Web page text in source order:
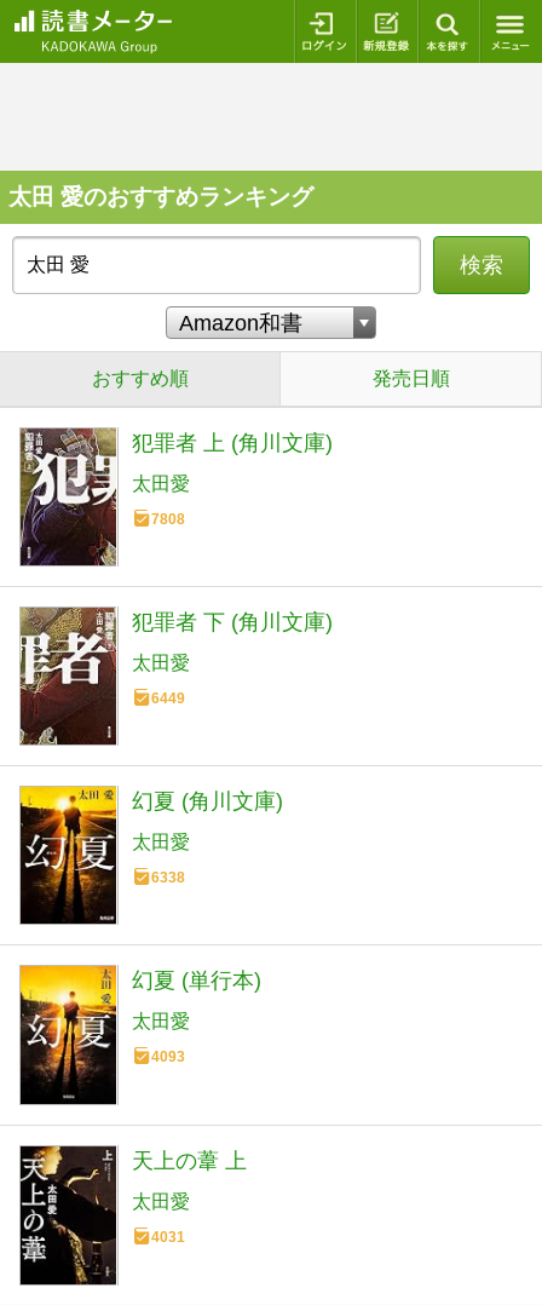
ログイン 新規登録
太田 愛のおすすめランキング
検索
おすすめ順 発売日順
犯罪者 上 (角川文庫)
太田愛
7808
犯罪者 下 (角川文庫)
太田愛
6449
幻夏 (角川文庫)
太田愛
6338
幻夏 (単行本)
太田愛
4093
天上の葦 上
太田愛
4031